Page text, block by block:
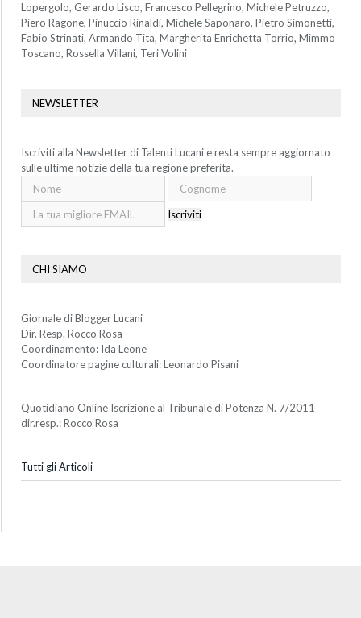
Lopergolo, Gerardo Lisco, Francesco Pellegrino, Michele Petruzzo,
Piero Ragone, Pinuccio Rinaldi, Michele Saponaro, Pietro Simonetti,
Fabio Strinati, Armando Tita, Margherita Enrichetta Torrio, Mimmo
Toscano, Rossella Villani, Teri Volini
NEWSLETTER
Iscriviti alla Newsletter di Talenti Lucani e resta sempre aggiornato
sulle ultime notizie della tua regione preferita.
Iscriviti
CHI SIAMO
Giornale di Blogger Lucani
Dir. Resp. Rocco Rosa
Coordinamento: Ida Leone
Coordinatore pagine culturali: Leonardo Pisani
Quotidiano Online Iscrizione al Tribunale di Potenza N. 7/2011
dir.resp.: Rocco Rosa
Tutti gli Articoli